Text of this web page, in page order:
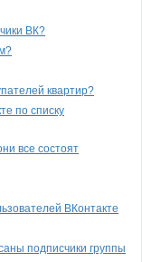
ВК?
квартир?
по списку
все состоят
ВКонтакте
подписчики группы